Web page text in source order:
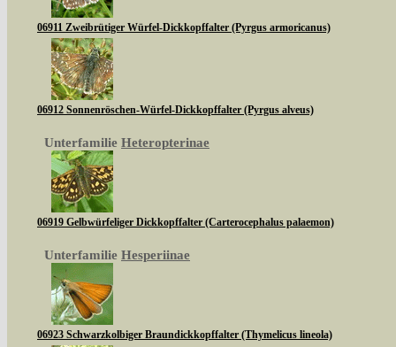
06911 Zweibrütiger Würfel-Dickkopffalter (Pyrgus armoricanus)
06912 Sonnenröschen-Würfel-Dickkopffalter (Pyrgus alveus)
Unterfamilie Heteropterinae
06919 Gelbwürfeliger Dickkopffalter (Carterocephalus palaemon)
Unterfamilie Hesperiinae
06923 Schwarzkolbiger Braundickkopffalter (Thymelicus lineola)